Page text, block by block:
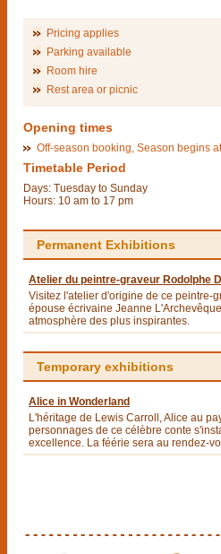
Pricing applies
Parking available
Room hire
Rest area or picnic
Opening times
Off-season booking, Season begins
Timetable Period
­­Days: Tuesday to Sunday
Hours: 10 am to 17 pm
Permanent Exhibitions
Atelier du peintre-graveur Rodolphe
Visitez l'atelier d'origine de ce peintre-
épouse écrivaine Jeanne
atmosphère des plus inspirantes.
Temporary exhibitions
Alice in Wonderland
L'héritage de Lewis Carroll, Alice au
personnages de ce célèbre conte
excellence. La féérie sera au rendez-